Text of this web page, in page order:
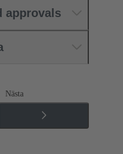
approvals
Nästa